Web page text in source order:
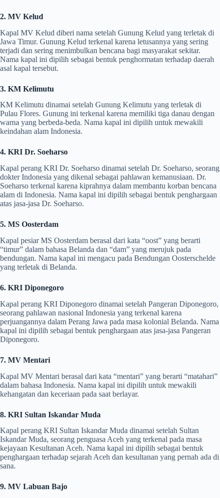
2. MV Kelud
Kapal MV Kelud diberi nama setelah Gunung Kelud yang terletak di
Jawa Timur. Gunung Kelud terkenal karena letusannya yang sering
terjadi dan sering menimbulkan bencana bagi masyarakat sekitar.
Nama kapal ini dipilih sebagai bentuk penghormatan terhadap daerah
asal kapal tersebut.
3. KM Kelimutu
KM Kelimutu dinamai setelah Gunung Kelimutu yang terletak di
Pulau Flores. Gunung ini terkenal karena memiliki tiga danau dengan
warna yang berbeda-beda. Nama kapal ini dipilih untuk mewakili
keindahan alam Indonesia.
4. KRI Dr. Soeharso
Kapal perang KRI Dr. Soeharso dinamai setelah Dr. Soeharso, seorang
dokter Indonesia yang dikenal sebagai pahlawan kemanusiaan. Dr.
Soeharso terkenal karena kiprahnya dalam membantu korban bencana
alam di Indonesia. Nama kapal ini dipilih sebagai bentuk penghargaan
atas jasa-jasa Dr. Soeharso.
5. MS Oosterdam
Kapal pesiar MS Oosterdam berasal dari kata “oost” yang berarti
“timur” dalam bahasa Belanda dan “dam” yang merujuk pada
bendungan. Nama kapal ini mengacu pada Bendungan Oosterschelde
yang terletak di Belanda.
6. KRI Diponegoro
Kapal perang KRI Diponegoro dinamai setelah Pangeran Diponegoro,
seorang pahlawan nasional Indonesia yang terkenal karena
perjuangannya dalam Perang Jawa pada masa kolonial Belanda. Nama
kapal ini dipilih sebagai bentuk penghargaan atas jasa-jasa Pangeran
Diponegoro.
7. MV Mentari
Kapal MV Mentari berasal dari kata “mentari” yang berarti “matahari”
dalam bahasa Indonesia. Nama kapal ini dipilih untuk mewakili
kehangatan dan keceriaan pada saat berlayar.
8. KRI Sultan Iskandar Muda
Kapal perang KRI Sultan Iskandar Muda dinamai setelah Sultan
Iskandar Muda, seorang penguasa Aceh yang terkenal pada masa
kejayaan Kesultanan Aceh. Nama kapal ini dipilih sebagai bentuk
penghargaan terhadap sejarah Aceh dan kesultanan yang pernah ada di
sana.
9. MV Labuan Bajo